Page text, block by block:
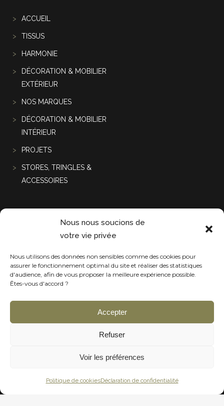
Nous nous soucions de
votre vie privée
Nous utilisons des données non sensibles comme des cookies pour
assurer le fonctionnement optimal du site et réaliser des statistiques
d'audience, afin de vous proposer la meilleure expérience possible.
Êtes-vous d'accord ?
Accepter
Refuser
Voir les préférences
Politique de cookiesDéclaration de confidentialité
ACCUEIL
TISSUS
HARMONIE
DÉCORATION & MOBILIER
EXTÉRIEUR
NOS MARQUES
DÉCORATION & MOBILIER
INTÉRIEUR
PROJETS
STORES, TRINGLES &
ACCESSOIRES
Projets récentes